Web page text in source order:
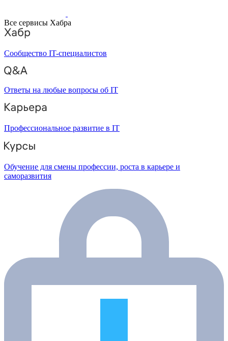
Все сервисы Хабра
Сообщество IT-специалистов
Ответы на любые вопросы об IT
Профессиональное развитие в IT
Обучение для смены профессии, роста в карьере и
саморазвития